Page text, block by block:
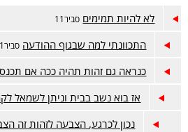
לא להיות תמימים סביר11
התכוונתי למה שבגוף ההודעה סביר11
כנראה גם זהות תהיה ככה אם תכנס
אז בוא נשב בבית וניתן לשמאל
נכון לכרגע, הצבעה לזהות זה